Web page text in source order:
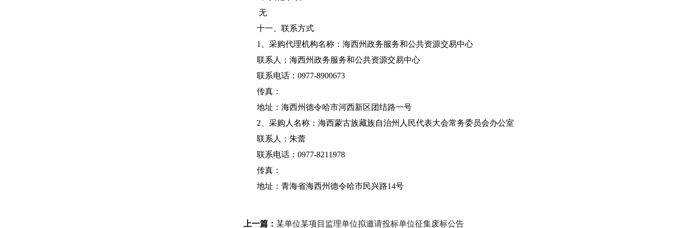
无
十一、联系方式
1、采购代理机构名称：海西州政务服务和公共资源交易中心
联系人：海西州政务服务和公共资源交易中心
联系电话：0977-8900673
传真：
地址：海西州德令哈市河西新区团结路一号
2、采购人名称：海西蒙古族藏族自治州人民代表大会常务委员会办公室
联系人：朱蕾
联系电话：0977-8211978
传真：
地址：青海省海西州德令哈市民兴路14号
上一篇： 某单位某项目监理单位拟邀请投标单位征集废标公告